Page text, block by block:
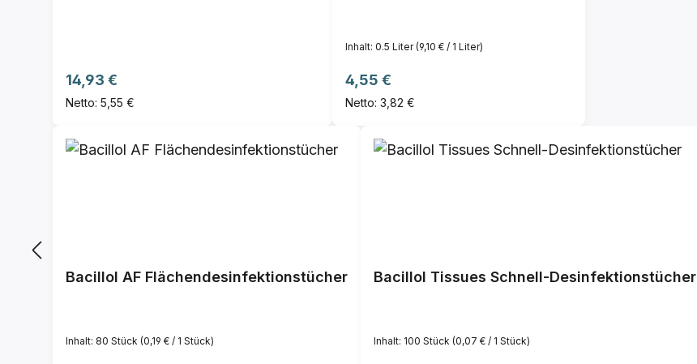
Regulärer Preis:
14,93 €
Netto: 5,55 €
Inhalt: 0.5 Liter(9,10 € / 1 Liter)
Regulärer Preis:
4,55 €
Netto: 3,82 €
Bacillol AF Flächendesinfektionstücher
Inhalt: 80 Stück (0,19 € / 1 Stück)
Bacillol Tissues Schnell-Desinfektionstücher
Inhalt: 100 Stück (0,07 € / 1 Stück)